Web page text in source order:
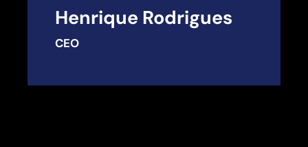
Henrique Rodrigues
CEO